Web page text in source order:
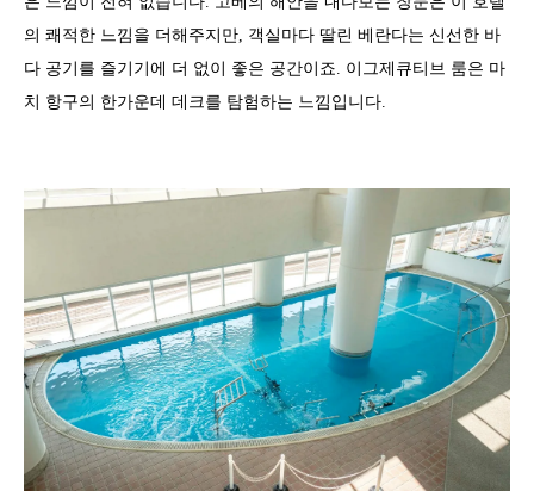
의 쾌적한 느낌을 더해주지만, 객실마다 딸린 베란다는 신선한 바
다 공기를 즐기기에 더 없이 좋은 공간이죠. 이그제큐티브 룸은 마
치 항구의 한가운데 데크를 탐험하는 느낌입니다.